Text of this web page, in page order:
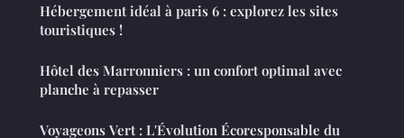
Hébergement idéal à paris 6 : explorez les sites
touristiques !
Hôtel des Marronniers : un confort optimal avec
planche à repasser
Voyageons Vert : L'Évolution Écoresponsable du